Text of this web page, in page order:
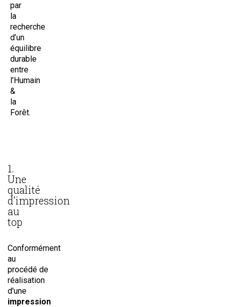
par
la
recherche
d’un
équilibre
durable
entre
l’Humain
&
la
Forêt.
1.
Une
qualité
d’impression
au
top
Conformément
au
procédé de
réalisation
d'une
impression